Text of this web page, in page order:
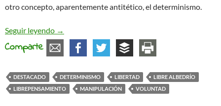
otro concepto, aparentemente antitético, el determinismo.
Seguir leyendo El mito del libre albedrío y algunas visiones
→
Comparte
DESTACADO DETERMINISMO LIBERTAD
LIBRE ALBEDRÍO
LIBREPENSAMIENTO
MANIPULACIÓN VOLUNTAD